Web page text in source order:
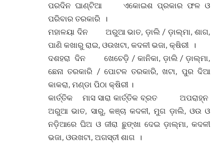
ପରଦିନ ଘାଣ୍ଟିଆ ଏକୋଇଶ ପ୍ରକାର ଫଳ ଓ
ପରିବାର ତରକାରି ।
ମହାଳୟା ଦିନ ଅରୁଆ ଭାତ, ଡ଼ାଲି / ଡ଼ାଲ୍ମା, ଶାଗ,
ପାଣି କଖାରୁ ରାଇ, ଓଉଖଟା, କଦଳୀ ଭଜା, କ୍ଷିରୀ ।
ଦଶହରା ଦିନ ଖେଚେଡ଼ି / କାନିକା, ଡ଼ାଲି / ଡ଼ାଲ୍ମା,
ଛେନା ତରକାରି / ପୋଟଳ ତରକାରି, ଖଟା, ପୁର ଦିଆ
କାକରା, ମଣ୍ଡା ପିଠା କ୍ଷିରୀ ।
କାର୍ତ୍ତିକ ମାସ ସାରା କାର୍ତ୍ତିକ ବ୍ରତ ଅପରାହ୍ନ
ଅରୁଆ ଭାତ, ସାରୁ, କଞ୍ଚା କଦଳୀ, ମୁଗ ଡ଼ାଲି, ଓଉ ଓ
ନଡ଼ିଆରେ ଘିଅ ଓ ଜୀରା ଛୁଙ୍ଖା ଦେଇ ଡ଼ାଲ୍ମା, କଦଳୀ
ଭଜା, ଓଉଖଟା, ଅଗସ୍ତୀ ଶାଗ ।